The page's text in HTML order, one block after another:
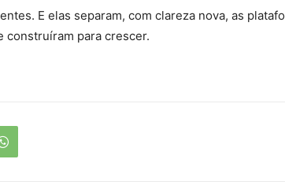
E elas separam, com clareza nova, as
construíram para crescer.